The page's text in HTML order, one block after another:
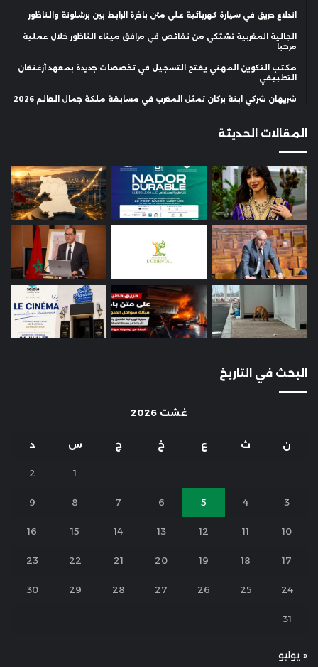
اندلاع حريق في سيارة كهربائية على متن باخرة الرابط بين برشلونة والناظور
الجالية المغربية تشتكي من نقائص في مرافق ميناء الناظور خلال عملية
مرحبا
مكتب التكوين المهني يفتح التسجيل في تخصصات جديدة بمعهد أزغنغان
التطبيقي
شريهان شركي ابنة بركان تمثل المغرب في مسابقة ملكة جمال العالم 2026
المقالات الحديثة
البحث في التاريخ
غشت 2026
ن ث ع خ ج س د
1
2
3
4
5
6
7
8
9
10
11
12
13
14
15
16
17
18
19
20
21
22
23
24
25
26
27
28
29
30
31
« يوليو